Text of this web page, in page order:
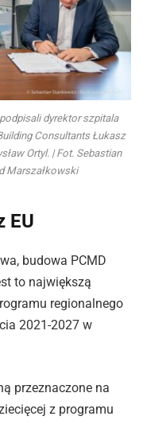
dyrektor szpitala
Consultants Łukasz
Ortyl. | Fot. Sebastian
Marszałkowski
EU
budowa PCMD
to największą
regionalnego
2021-2027 w
przeznaczone na
z programu